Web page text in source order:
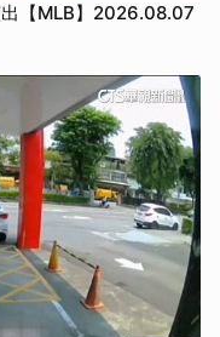
【MLB】2026.08.07